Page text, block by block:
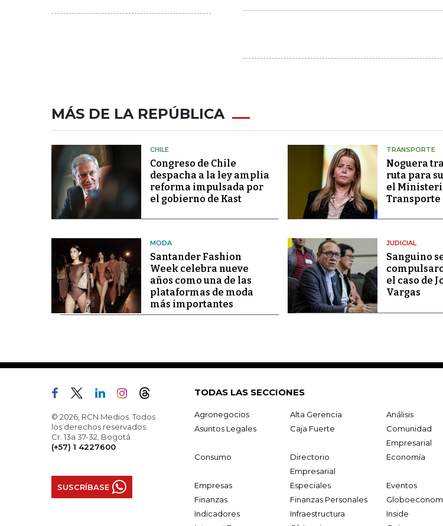
MÁS DE LA REPÚBLICA
CHILE
Congreso de Chile
despacha a la ley amplia
reforma impulsada por
el gobierno de Kast
TRANSPORTE
Noguera
ruta para
el
Transporte
MODA
Santander Fashion
Week celebra nueve
años como una de las
plataformas de moda
más importantes
JUDICIAL
Sanguino
el caso de
Vargas
© 2026, RCN Medios. Todos
los derechos reservados.
Cr. 13a 37-32, Bogotá
(+57) 1 4227600
SUSCRÍBASE
TODAS LAS SECCIONES
Agronegocios Alta Gerencia
Análisis
Asuntos Legales
Caja Fuerte
Comunidad
Empresarial
Consumo
Directorio
Empresarial
Economía
Empresas Especiales
Eventos
Finanzas
Finanzas Personales
Indicadores
Infraestructura
Inside